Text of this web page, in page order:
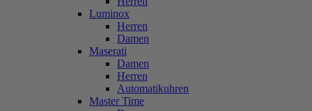
Luminox
Herren
Damen
Maserati
Damen
Herren
Automatikuhren
Master Time